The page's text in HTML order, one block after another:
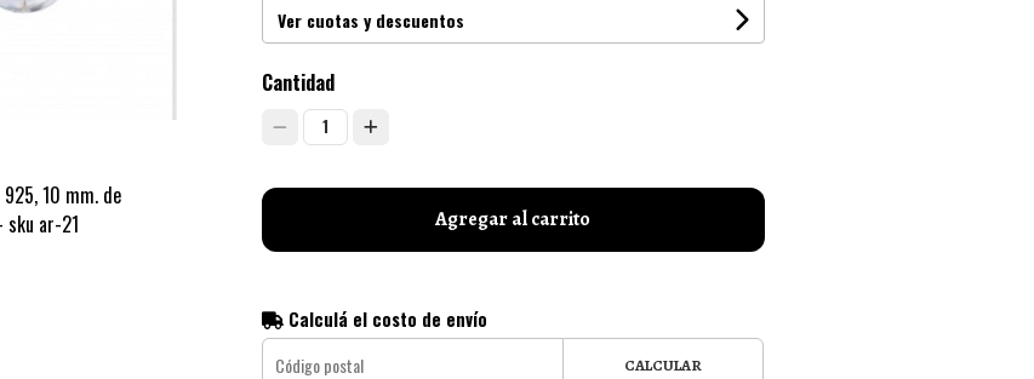
10 mm. de
sku ar-21
Ver cuotas y descuentos
Cantidad
1
Agregar al carrito
Calculá el costo de envío
CALCULAR